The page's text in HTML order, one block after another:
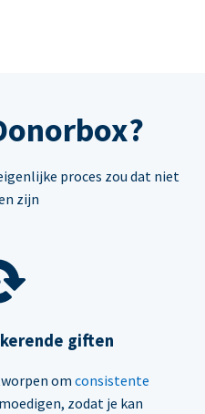
proces zou dat niet
zijn
giften
om consistente
zodat je kan